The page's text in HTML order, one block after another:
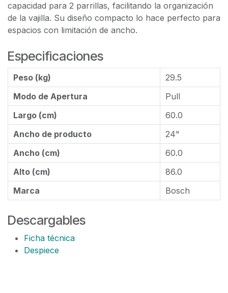
capacidad para 2 parrillas, facilitando la organización
de la vajilla. Su diseño compacto lo hace perfecto para
espacios con limitación de ancho.
Especificaciones
Peso (kg)
29.5
Modo de Apertura
Pull
Largo (cm)
60.0
Ancho de producto
24"
Ancho (cm)
60.0
Alto (cm)
86.0
Marca
Bosch
Descargables
Ficha técnica
Despiece